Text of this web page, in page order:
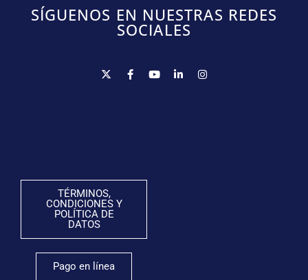
SÍGUENOS EN NUESTRAS REDES
SOCIALES
TÉRMINOS,
CONDICIONES Y
POLÍTICA DE
DATOS
Pago en línea